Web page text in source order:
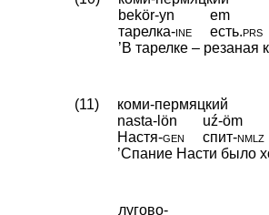
bekör-yn
em
тарелка‑ine есть.prs
’В тарелке – резаная
(11)
коми-пермяцкий
nasta-lön
uź-öm
Настя‑gen спит‑nmlz
’Спание Насти было
лугово-